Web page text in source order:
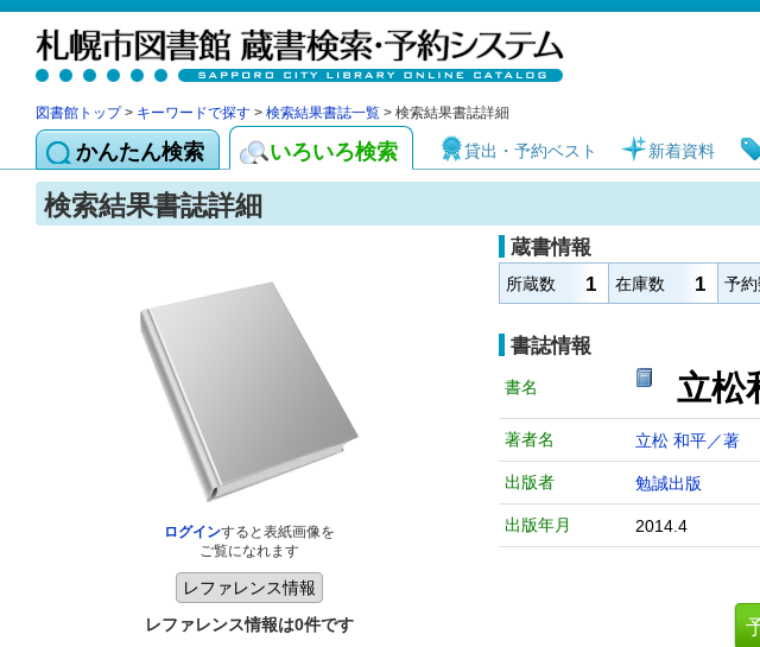
札幌市図書館 蔵書検索
図書館トップ> キーワードで探す > 検索結果書誌一覧 > 検索結果書誌詳細
かんたん検索 いろいろ検索 貸出・予約ベスト 新着資料
検索結果書誌詳細
ログインすると表紙画像を
ご覧になれます
レファレンス情報は0件です
蔵書情報
所蔵数 1 在庫数 1 予約
書誌情報
書名 立
著者名 立松 和平／著
出版者 勉誠出版
出版年月 2014.4